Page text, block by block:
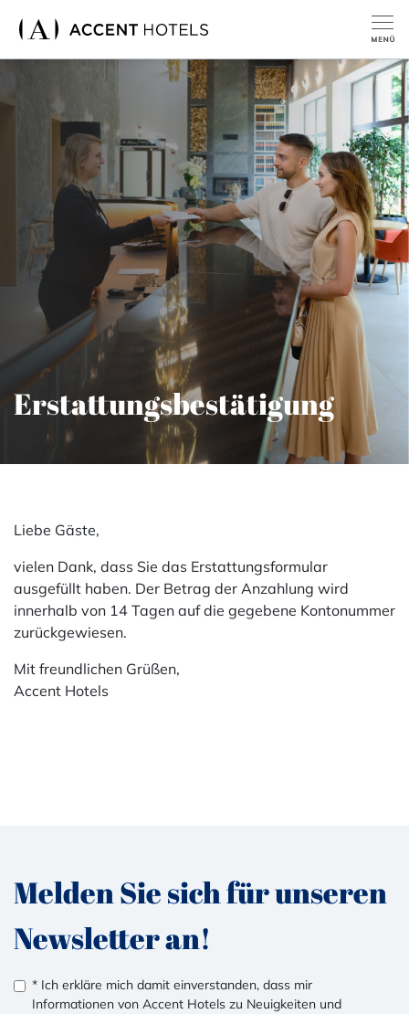
Erstattungsbestätigung
Liebe Gäste,
vielen Dank, dass Sie das Erstattungsformular
ausgefüllt haben. Der Betrag der Anzahlung wird
innerhalb von 14 Tagen auf die gegebene Kontonummer
zurückgewiesen.
Mit freundlichen Grüßen,
Accent Hotels
Melden Sie sich für unseren
Newsletter an!
* Ich erkläre mich damit einverstanden, dass mir
Informationen von Accent Hotels zu Neuigkeiten und